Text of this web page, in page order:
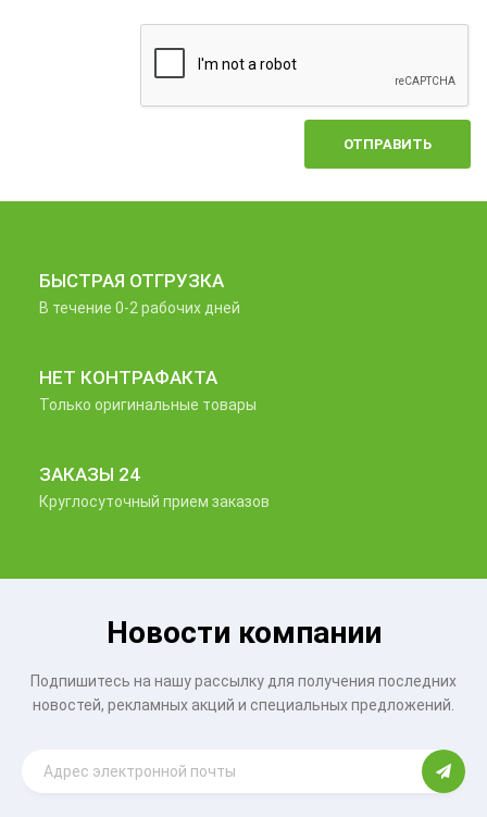
ОТПРАВИТЬ
БЫСТРАЯ ОТГРУЗКА
В течение 0-2 рабочих дней
НЕТ КОНТРАФАКТА
Только оригинальные товары
ЗАКАЗЫ 24
Круглосуточный прием заказов
Новости компании
Подпишитесь на нашу рассылку для получения последних
новостей, рекламных акций и специальных предложений.